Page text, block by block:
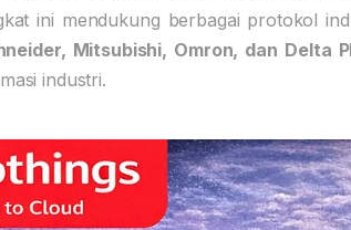
ini mendukung berbagai protokol
Mitsubishi, Omron, dan Delta
industri.